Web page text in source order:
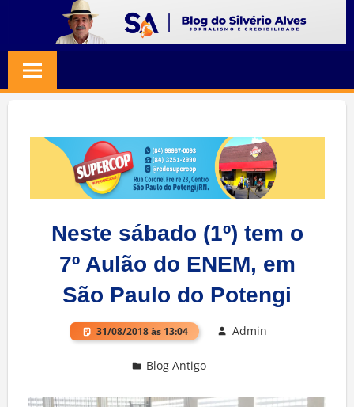
content
SILVERIO
ALVES
Jornalismo
Credibilidade
Neste sábado (1º) tem o
7º Aulão do ENEM, em
São Paulo do Potengi
31/08/2018 às 13:04 Admin
Blog Antigo